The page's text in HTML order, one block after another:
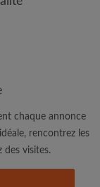
chaque annonce
rencontrez les
des visites.